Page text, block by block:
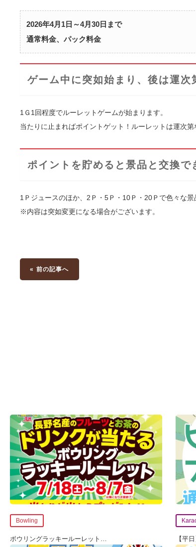
2026年4月1日～4月30日まで
通常料金、パック料金
ゲーム中に突如始まり、後は運次
1Ｇ1回程度でルーレットゲームが始まります。
当たりに止まればポイントゲット！ルーレットは運次
ポイントを貯めると景品と交換で
1Ｐジュースのほか、2Ｐ・5Ｐ・10Ｐ・20Ｐで色々な景
※内容は突如変更になる場合がございます。
« 前の記事へ
Bowling
ボウリングラッキールーレット … 【平